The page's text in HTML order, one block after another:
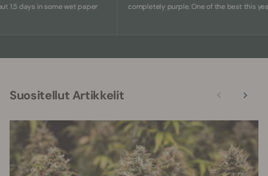
days in some wet paper
completely purple. One of the best this year.
Suositellut Artikkelit